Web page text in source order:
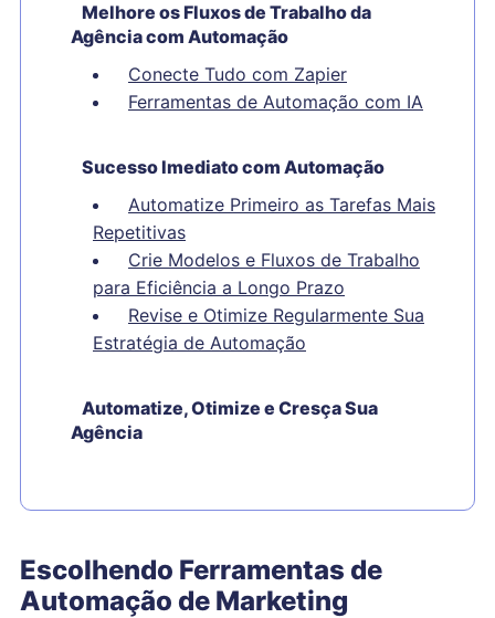
Melhore os Fluxos de Trabalho da
Agência com Automação
Conecte Tudo com Zapier
Ferramentas de Automação com IA
Sucesso Imediato com Automação
Automatize Primeiro as Tarefas Mais
Repetitivas
Crie Modelos e Fluxos de Trabalho
para Eficiência a Longo Prazo
Revise e Otimize Regularmente Sua
Estratégia de Automação
Automatize, Otimize e Cresça Sua
Agência
Escolhendo Ferramentas de
Automação de Marketing